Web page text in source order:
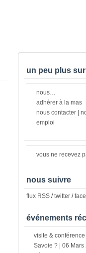
un peu plus
nous…
adhérer à la mas
nous contacter |
emploi
vous ne recevez
nous suivre
flux RSS /twitter /
événements
visite &
Savoie ? | 06 Mars